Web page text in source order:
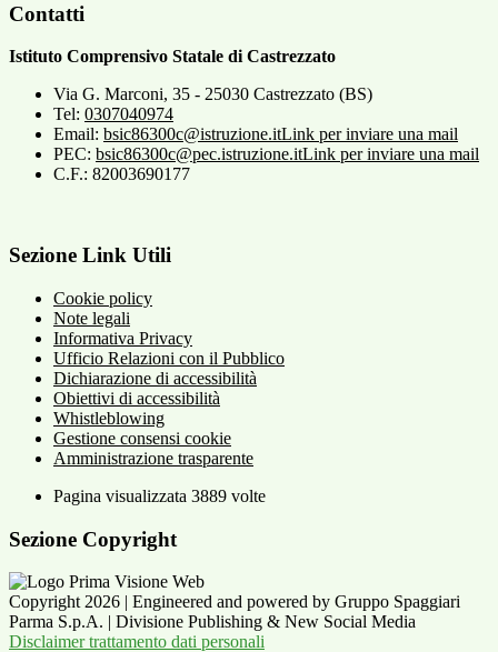
Contatti
Istituto Comprensivo Statale di Castrezzato
Via G. Marconi, 35 - 25030 Castrezzato (BS)
Tel: 0307040974
Email: bsic86300c@istruzione.itLink per inviare una mail
PEC: bsic86300c@pec.istruzione.itLink per inviare una mail
C.F.: 82003690177
Sezione Link Utili
Cookie policy
Note legali
Informativa Privacy
Ufficio Relazioni con il Pubblico
Dichiarazione di accessibilità
Obiettivi di accessibilità
Whistleblowing
Gestione consensi cookie
Amministrazione trasparente
Pagina visualizzata 3889 volte
Sezione Copyright
Copyright 2026 | Engineered and powered by Gruppo Spaggiari
Parma S.p.A. | Divisione Publishing & New Social Media
Disclaimer trattamento dati personali